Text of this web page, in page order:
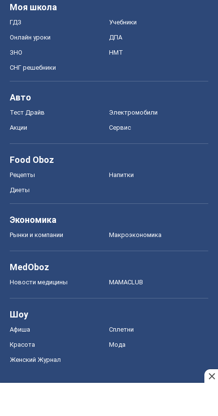
Моя школа
ГДЗ Учебники
Онлайн уроки ДПА
ЗНО НМТ
СНГ решебники
Авто
Тест Драйв Электромобили
Акции Сервис
Food Oboz
Рецепты Напитки
Диеты
Экономика
Рынки и компании Mакроэкономика
MedOboz
Новости медицины MAMACLUB
Шоу
Афиша Сплетни
Красота Мода
Женский Журнал